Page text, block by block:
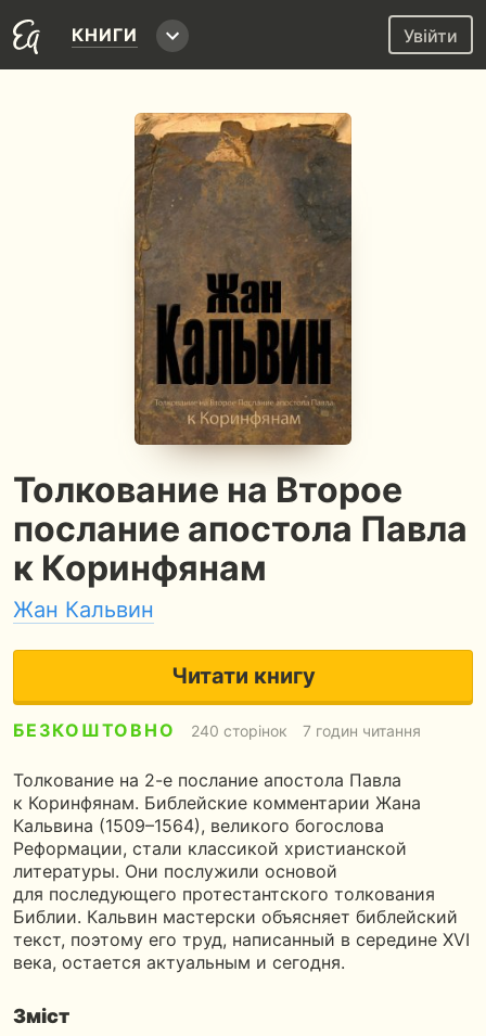
КНИГИ Увійти
Толкование на Второе
послание апостола Павла
к Коринфянам
Жан Кальвин
Читати книгу
БЕЗКОШТОВНО 240 сторінок 7 годин читання
Толкование на 2-е послание апостола Павла
к Коринфянам. Библейские комментарии Жана
Кальвина (1509–1564), великого богослова
Реформации, стали классикой христианской
литературы. Они послужили основой
для последующего протестантского толкования
Библии. Кальвин мастерски объясняет библейский
текст, поэтому его труд, написанный в середине XVI
века, остается актуальным и сегодня.
Зміст